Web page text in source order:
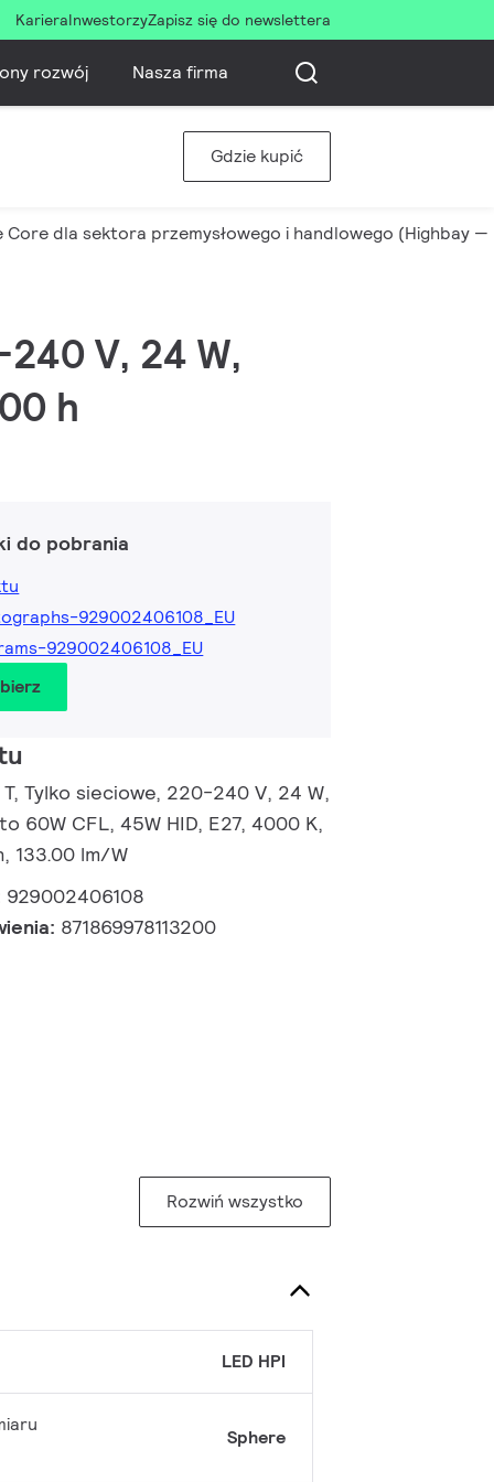
KarieraInwestorzyZapisz się do newslettera
rozwój Nasza firma
Gdzie kupić
Core dla sektora przemysłowego i handlowego (Highbay
V, 24 W,
h
do pobrania
929002406108_EU
929002406108_EU
T, Tylko sieciowe, 220-240 V, 24 W,
60W CFL, 45W HID, E27, 4000 K,
133.00 lm/W
929002406108
871869978113200
Rozwiń wszystko
LED HPI
Sphere